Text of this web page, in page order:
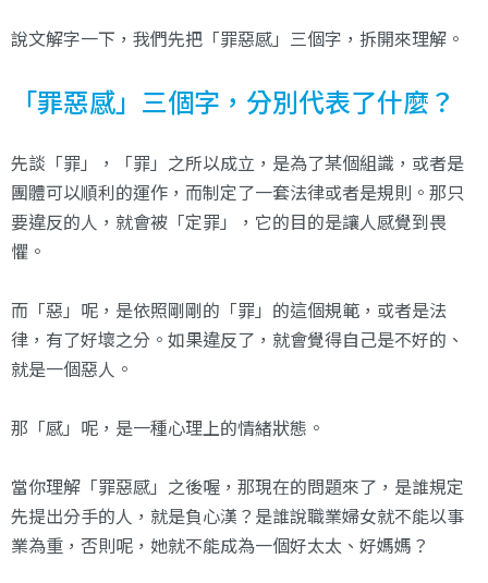
說文解字一下，我們先把「罪惡感」三個字，拆開來理解。
「罪惡感」三個字，分別代表了什麼？
先談「罪」，「罪」之所以成立，是為了某個組識，或者是
團體可以順利的運作，而制定了一套法律或者是規則。那只
要違反的人，就會被「定罪」，它的目的是讓人感覺到畏
懼。
而「惡」呢，是依照剛剛的「罪」的這個規範，或者是法
律，有了好壞之分。如果違反了，就會覺得自己是不好的、
就是一個惡人。
那「感」呢，是一種心理上的情緒狀態。
當你理解「罪惡感」之後喔，那現在的問題來了，是誰規定
先提出分手的人，就是負心漢？是誰說職業婦女就不能以事
業為重，否則呢，她就不能成為一個好太太、好媽媽？